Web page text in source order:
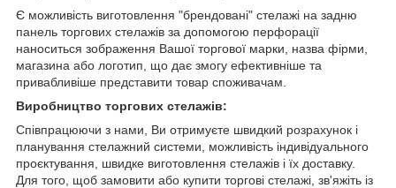
Є можливість виготовлення "брендовані" стелажі на задню
панель торгових стелажів за допомогою перфорації
наноситься зображення Вашої торгової марки, назва фірми,
магазина або логотип, що дає змогу ефективніше та
привабливіше представити товар споживачам.
Виробництво торгових стелажів:
Співпрацюючи з нами, Ви отримуєте швидкий розрахунок і
планування стелажний системи, можливість індивідуального
проєктування, швидке виготовлення стелажів і їх доставку.
Для того, щоб замовити або купити торгові стелажі, зв'яжіть із